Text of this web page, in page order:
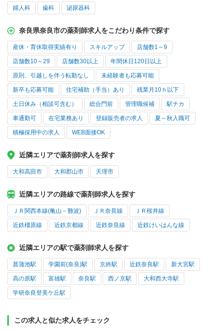
婦人科 歯科 泌尿器科
奈良県奈良市の薬剤師求人をこだわり条件で探す
産休・育休取得実績有り スキルアップ 店舗数1～9
店舗数10～29 店舗数30以上 年間休日120日以上
原則、引越しを伴う転勤なし 未経験者も応募可能
新卒も応募可能 住宅補助（手当）あり 残業月10ｈ以下
土日休み（相談可含む） 総合門前 管理職候補 駅チカ
車通勤可 在宅業務あり 登録販売者の求人 夏～秋入職可
積極採用中の求人 WEB面接OK
近隣エリアで薬剤師求人を探す
大和高田市 大和郡山市 天理市
近隣エリアの路線で薬剤師求人を探す
ＪＲ関西本線(亀山－難波) ＪＲ奈良線 ＪＲ桜井線
近鉄橿原線 近鉄京都線 近鉄奈良線 近鉄けいはんな線
近隣エリアの駅で薬剤師求人を探す
菖蒲池駅 学園前(奈良)駅 京終駅 近鉄奈良駅 新大宮駅
高の原駅 富雄駅 奈良駅 西ノ京駅 大和西大寺駅
学研奈良登美ケ丘駅
この求人と似た求人をチェック